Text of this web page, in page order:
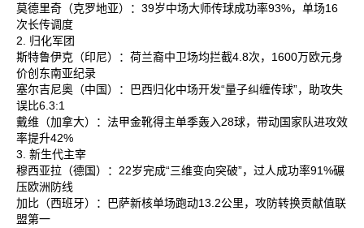
莫德里奇‌（克罗地亚）：39岁中场大师传球成功率93%，单场16
次长传调度‌
2. 归化军团
斯特鲁伊克‌（印尼）：荷兰裔中卫场均拦截4.8次，1600万欧元身
价创东南亚纪录‌
塞尔吉尼奥‌（中国）：巴西归化中场开发“量子纠缠传球”，助攻失
误比6.3:1‌
戴维‌（加拿大）：法甲金靴得主单季轰入28球，带动国家队进攻效
率提升42%‌
3. 新生代主宰
穆西亚拉‌（德国）：22岁完成“三维变向突破”，过人成功率91%碾
压欧洲防线‌
加比‌（西班牙）：巴萨新核单场跑动13.2公里，攻防转换贡献值联
盟第一‌